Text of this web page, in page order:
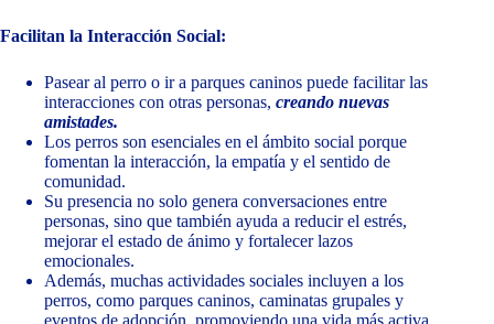
Facilitan la Interacción Social:
Pasear al perro o ir a parques caninos puede facilitar las
interacciones con otras personas, creando nuevas
amistades.
Los perros son esenciales en el ámbito social porque
fomentan la interacción, la empatía y el sentido de
comunidad.
Su presencia no solo genera conversaciones entre
personas, sino que también ayuda a reducir el estrés,
mejorar el estado de ánimo y fortalecer lazos
emocionales.
Además, muchas actividades sociales incluyen a los
perros, como parques caninos, caminatas grupales y
eventos de adopción, promoviendo una vida más activa